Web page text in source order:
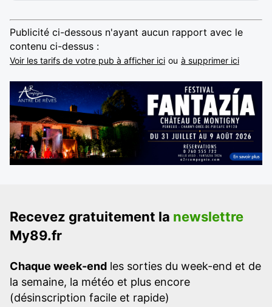
Publicité ci-dessous n'ayant aucun rapport avec le
contenu ci-dessus :
Voir les tarifs de votre pub à afficher ici ou à supprimer ici
Recevez gratuitement la newslettre
My89.fr
Chaque week-end les sorties du week-end et de
la semaine, la météo et plus encore
(désinscription facile et rapide)